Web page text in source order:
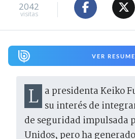
2042
visitas
VER
La presidenta Keiko Fujimori expresó su interés de
de seguridad impulsada
Unidos, pero ha